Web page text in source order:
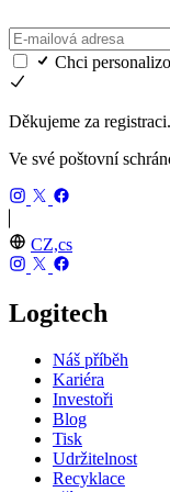
Chci
Děkujeme za registraci.
Ve své poštovní
CZ,cs
Logitech
Náš příběh
Kariéra
Investoři
Blog
Tisk
Udržitelnost
Recyklace